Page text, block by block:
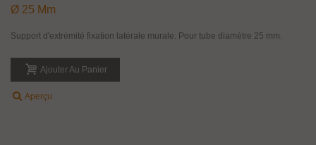
Ø 25 Mm
Support d'extrémité fixation latérale murale. Pour tube diamètre 25 mm.
Ajouter Au Panier
Aperçu